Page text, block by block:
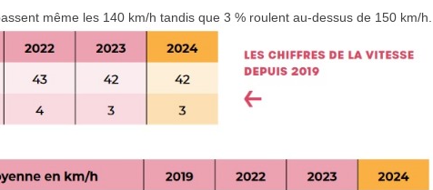
même les 140 km/h tandis que 3 % roulent au-dessus de 150 km/h.